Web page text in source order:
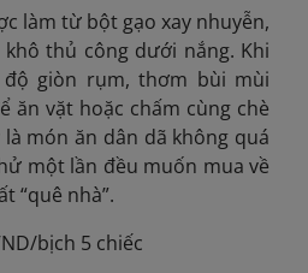
làm từ bột gạo xay nhuyễn,
thủ công dưới nắng. Khi
giòn rụm, thơm bùi mùi
ăn vặt hoặc chấm cùng chè
món ăn dân dã không quá
một lần đều muốn mua về
“quê nhà”.
bịch 5 chiếc